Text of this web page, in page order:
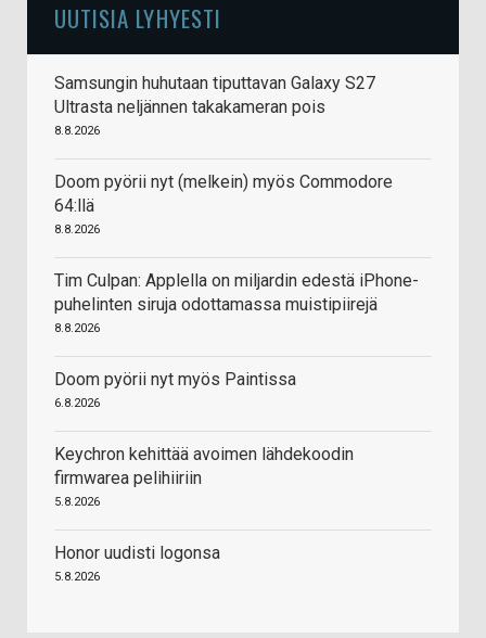
UUTISIA LYHYESTI
Samsungin huhutaan tiputtavan Galaxy S27
Ultrasta neljännen takakameran pois
8.8.2026
Doom pyörii nyt (melkein) myös Commodore
64:llä
8.8.2026
Tim Culpan: Applella on miljardin edestä iPhone-
puhelinten siruja odottamassa muistipiirejä
8.8.2026
Doom pyörii nyt myös Paintissa
6.8.2026
Keychron kehittää avoimen lähdekoodin
firmwarea pelihiiriin
5.8.2026
Honor uudisti logonsa
5.8.2026